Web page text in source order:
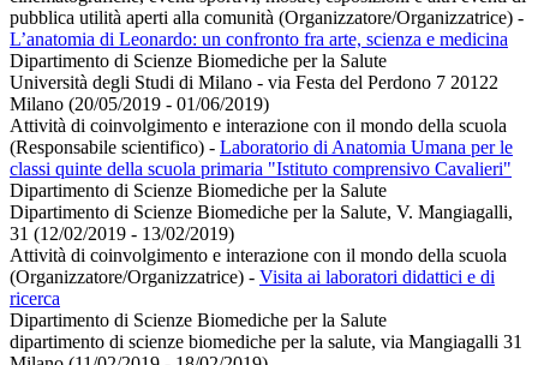
pubblica utilità aperti alla comunità (Organizzatore/Organizzatrice) -
L’anatomia di Leonardo: un confronto fra arte, scienza e medicina
Dipartimento di Scienze Biomediche per la Salute
Università degli Studi di Milano - via Festa del Perdono 7 20122
Milano (20/05/2019 - 01/06/2019)
Attività di coinvolgimento e interazione con il mondo della scuola
(Responsabile scientifico) - Laboratorio di Anatomia Umana per le
classi quinte della scuola primaria "Istituto comprensivo Cavalieri"
Dipartimento di Scienze Biomediche per la Salute
Dipartimento di Scienze Biomediche per la Salute, V. Mangiagalli,
31 (12/02/2019 - 13/02/2019)
Attività di coinvolgimento e interazione con il mondo della scuola
(Organizzatore/Organizzatrice) - Visita ai laboratori didattici e di
ricerca
Dipartimento di Scienze Biomediche per la Salute
dipartimento di scienze biomediche per la salute, via Mangiagalli 31